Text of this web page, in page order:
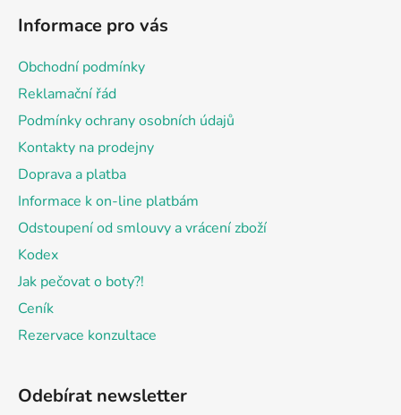
Informace pro vás
Obchodní podmínky
Reklamační řád
Podmínky ochrany osobních údajů
Kontakty na prodejny
Doprava a platba
Informace k on-line platbám
Odstoupení od smlouvy a vrácení zboží
Kodex
Jak pečovat o boty?!
Ceník
Rezervace konzultace
Odebírat newsletter